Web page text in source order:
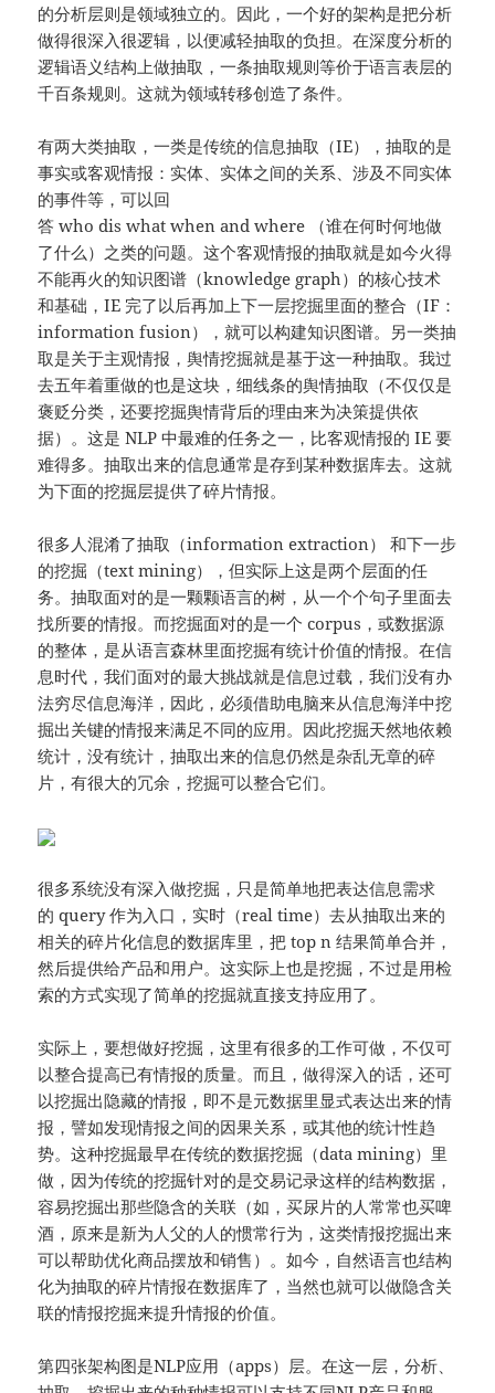
的分析层则是领域独立的。因此，一个好的架构是把分析
做得很深入很逻辑，以便减轻抽取的负担。在深度分析的
逻辑语义结构上做抽取，一条抽取规则等价于语言表层的
千百条规则。这就为领域转移创造了条件。
有两大类抽取，一类是传统的信息抽取（IE），抽取的是
事实或客观情报：实体、实体之间的关系、涉及不同实体
的事件等，可以回
答 who dis what when and where （谁在何时何地做
了什么）之类的问题。这个客观情报的抽取就是如今火得
不能再火的知识图谱（knowledge graph）的核心技术
和基础，IE 完了以后再加上下一层挖掘里面的整合（IF：
information fusion），就可以构建知识图谱。另一类抽
取是关于主观情报，舆情挖掘就是基于这一种抽取。我过
去五年着重做的也是这块，细线条的舆情抽取（不仅仅是
褒贬分类，还要挖掘舆情背后的理由来为决策提供依
据）。这是 NLP 中最难的任务之一，比客观情报的 IE 要
难得多。抽取出来的信息通常是存到某种数据库去。这就
为下面的挖掘层提供了碎片情报。
很多人混淆了抽取（information extraction） 和下一步
的挖掘（text mining），但实际上这是两个层面的任
务。抽取面对的是一颗颗语言的树，从一个个句子里面去
找所要的情报。而挖掘面对的是一个 corpus，或数据源
的整体，是从语言森林里面挖掘有统计价值的情报。在信
息时代，我们面对的最大挑战就是信息过载，我们没有办
法穷尽信息海洋，因此，必须借助电脑来从信息海洋中挖
掘出关键的情报来满足不同的应用。因此挖掘天然地依赖
统计，没有统计，抽取出来的信息仍然是杂乱无章的碎
片，有很大的冗余，挖掘可以整合它们。
很多系统没有深入做挖掘，只是简单地把表达信息需求
的 query 作为入口，实时（real time）去从抽取出来的
相关的碎片化信息的数据库里，把 top n 结果简单合并，
然后提供给产品和用户。这实际上也是挖掘，不过是用检
索的方式实现了简单的挖掘就直接支持应用了。
实际上，要想做好挖掘，这里有很多的工作可做，不仅可
以整合提高已有情报的质量。而且，做得深入的话，还可
以挖掘出隐藏的情报，即不是元数据里显式表达出来的情
报，譬如发现情报之间的因果关系，或其他的统计性趋
势。这种挖掘最早在传统的数据挖掘（data mining）里
做，因为传统的挖掘针对的是交易记录这样的结构数据，
容易挖掘出那些隐含的关联（如，买尿片的人常常也买啤
酒，原来是新为人父的人的惯常行为，这类情报挖掘出来
可以帮助优化商品摆放和销售）。如今，自然语言也结构
化为抽取的碎片情报在数据库了，当然也就可以做隐含关
联的情报挖掘来提升情报的价值。
第四张架构图是NLP应用（apps）层。在这一层，分析、